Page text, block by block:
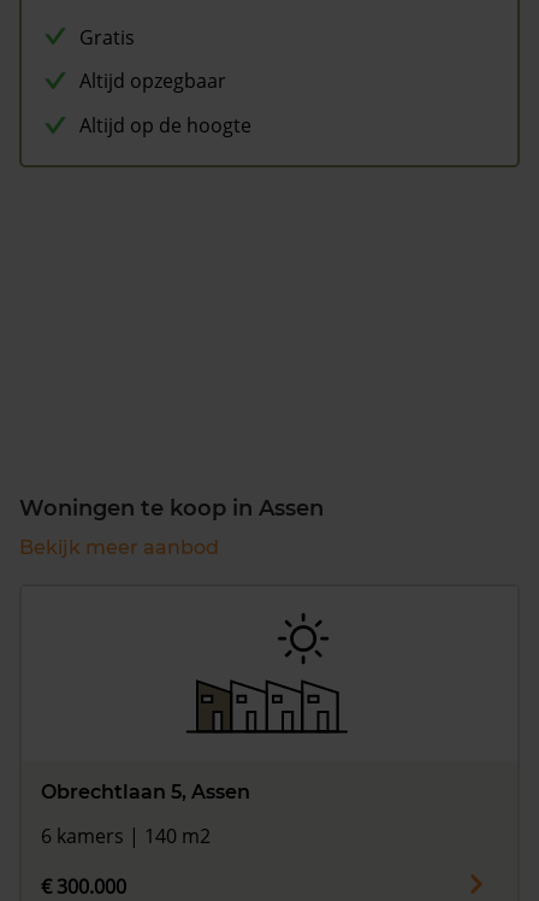
Gratis
Altijd opzegbaar
Altijd op de hoogte
Woningen te koop in Assen
Bekijk meer aanbod
Obrechtlaan 5, Assen
6 kamers | 140 m2
€ 300.000